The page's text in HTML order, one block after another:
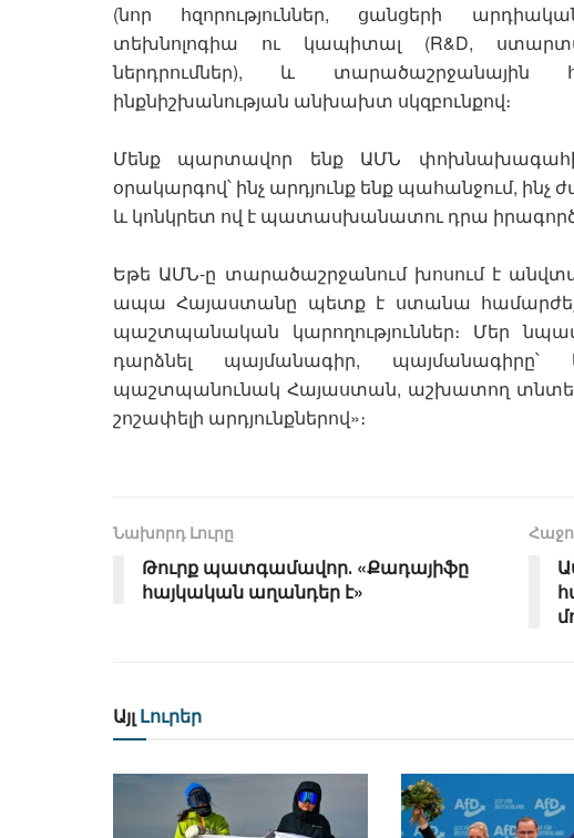
(նոր հզորություններ, ցանցերի
տեխնոլոգիա ու կապիտալ (R&D,
ներդրումներ), և տարածաշրջանային
ինքնիշխանության անխախտ սկզբունքով։
Մենք պարտավոր ենք ԱՄՆ
օրակարգով՝ ինչ արդյունք ենք պահանջում, ինչ
և կոնկրետ ով է պատասխանատու դրա
Եթե ԱՄՆ-ը տարածաշրջանում խոսում է
ապա Հայաստանը պետք է ստանա համարժեք
պաշտպանական կարողություններ։ Մեր
դարձնել պայմանագիր, պայմանագիրը՝
պաշտպանունակ Հայաստան, աշխատող
շոշափելի արդյունքներով»։
Նախորդ Լուրը
Թուրք պատգամավոր․ «Քադայիֆը
հայկական աղանդեր է»
Այլ Լուրեր